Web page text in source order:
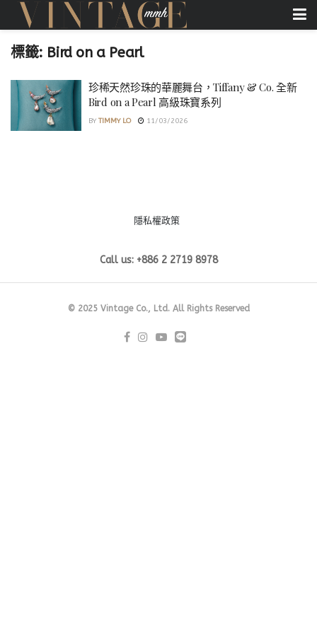
標籤: Bird on a Pearl
珍稀天然珍珠的華麗舞台，Tiffany & Co. 全新
Bird on a Pearl 高級珠寶系列
BY TIMMY LO 11/03/2026
隱私權政策
Call us: +886 2 2719 8978
© 2025 Vintage Co., Ltd. All Rights Reserved